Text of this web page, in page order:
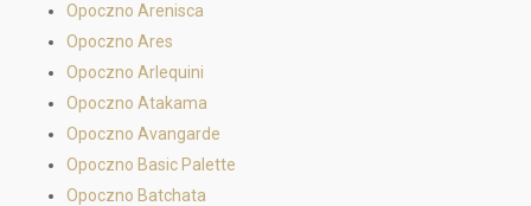
Opoczno Arenisca
Opoczno Ares
Opoczno Arlequini
Opoczno Atakama
Opoczno Avangarde
Opoczno Basic Palette
Opoczno Batchata